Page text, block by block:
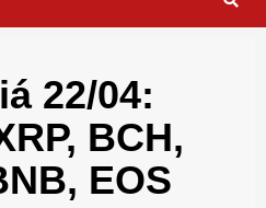
22/04:
BCH,
EOS